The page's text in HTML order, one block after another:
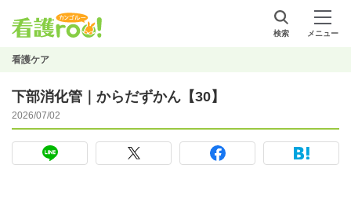
検索 メニュー
看護ケア
下部消化管｜からだずかん【30】
2026/07/02